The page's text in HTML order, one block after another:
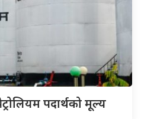
पदार्थको मूल्य